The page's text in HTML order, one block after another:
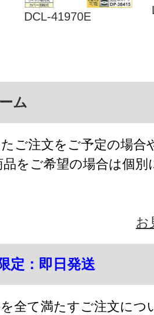
DCL-41970E
ム
ご注文をご予定の場合
をご希望の場合は個別
お
定：即日発送
全て満たすご注文につ